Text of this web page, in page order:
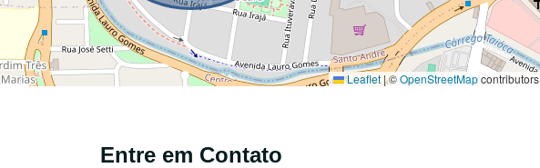
Leaflet |©OpenStreetMapcontributors
Entre em Contato